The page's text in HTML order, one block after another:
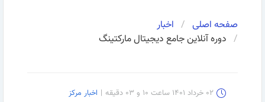
صفحه اصلی
اخبار
دوره آنلاین جامع دیجیتال مارکتینگ
۰۲ خرداد ۱۴۰۱ ساعت ۱۰ و ۰۳ دقیقه | اخبار مرکز